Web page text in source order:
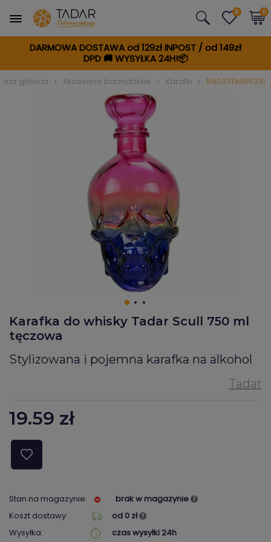
DARMOWA DOSTAWA od 129zł INPOST / od 149zł
DPD🚚WYSYŁKA 24H!📦
0 0
główna Akcesoria barmańskie Karafki 5903313405331
Karafka do whisky Tadar Scull 750 ml
tęczowa
Stylizowana i pojemna karafka na alkohol
19.59 zł
Stan na magazynie:
brak w magazynie
Koszt dostawy:
od 0 zł
Wysyłka:
czas wysyłki 24h